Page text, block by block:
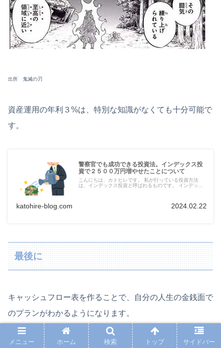
出所 鬼滅の刃
資産運用の年利３%は、特別な知識がなくても十分可能で
す。
警察官でも成功できる投資法。インデックス投
資で２５００万円増やせたことについて
こんにちは、カトヒレです。 私が行っている投資方法
は、インデックス投資と呼ばれるものです。 インデッ...
katohire-blog.com 2024.02.22
最後に
キャッシュフロー表を作ることで、自分の人生の金銭面で
のプランがわかるようになります。
警察官で、子供二人、４０００万円の住宅購入、妻は専業
メニュー ホーム 検索 トップ サイドバー